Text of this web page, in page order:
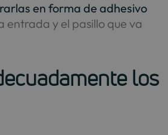
en forma de adhesivo
entrada y el pasillo que va
los